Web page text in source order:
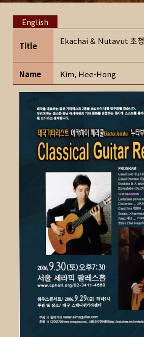
English
Title
Ekachai & Nutavut 초청
Name Kim, Hee-Hong